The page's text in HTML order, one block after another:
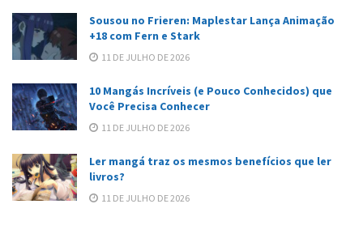
Sousou no Frieren: Maplestar Lança Animação
+18 com Fern e Stark
11 DE JULHO DE 2026
10 Mangás Incríveis (e Pouco Conhecidos) que
Você Precisa Conhecer
11 DE JULHO DE 2026
Ler mangá traz os mesmos benefícios que ler
livros?
11 DE JULHO DE 2026